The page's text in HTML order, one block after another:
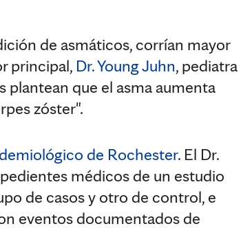
de asmáticos, corrían mayor
principal, Dr. Young Juhn, pediatra
que el asma aumenta
zóster".
de Rochester. El Dr.
médicos de un estudio
de casos y otro de control, e
eventos documentados de